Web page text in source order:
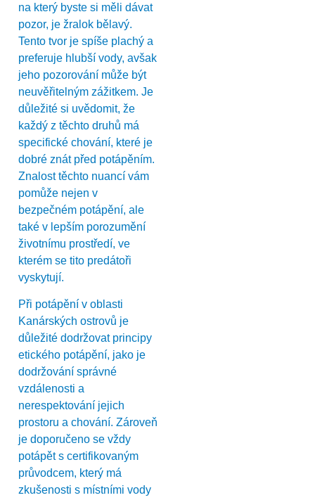
na který byste si měli dávat
pozor, je žralok bělavý.
Tento tvor je spíše plachý a
preferuje hlubší vody, avšak
jeho pozorování může být
neuvěřitelným zážitkem. Je
důležité si uvědomit, že
každý z těchto druhů má
specifické chování, které je
dobré znát před potápěním.
Znalost těchto nuancí vám
pomůže nejen v
bezpečném potápění, ale
také v lepším porozumění
životnímu prostředí, ve
kterém se tito predátoři
vyskytují.
Při potápění v oblasti
Kanárských ostrovů je
důležité dodržovat principy
etického potápění, jako je
dodržování správné
vzdálenosti a
nerespektování jejich
prostoru a chování. Zároveň
je doporučeno se vždy
potápět s certifikovaným
průvodcem, který má
zkušenosti s místními vody